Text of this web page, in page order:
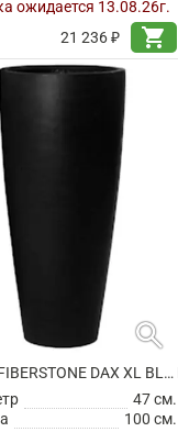
ожидается 13.08.26г.
21 236 ₽
shopping_cart
search
КАШПО FIBERSTONE DAX XL BLACK
47 см.
100 см.